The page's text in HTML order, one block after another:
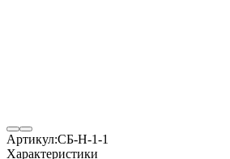
Артикул:СБ-Н-1-1
Характеристики